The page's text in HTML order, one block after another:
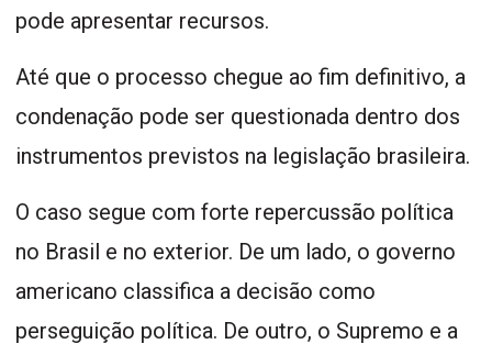
pode apresentar recursos.
Até que o processo chegue ao fim definitivo, a
condenação pode ser questionada dentro dos
instrumentos previstos na legislação brasileira.
O caso segue com forte repercussão política
no Brasil e no exterior. De um lado, o governo
americano classifica a decisão como
perseguição política. De outro, o Supremo e a